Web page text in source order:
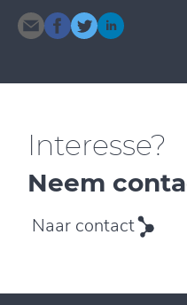
Interesse?
Neem
Naar contact